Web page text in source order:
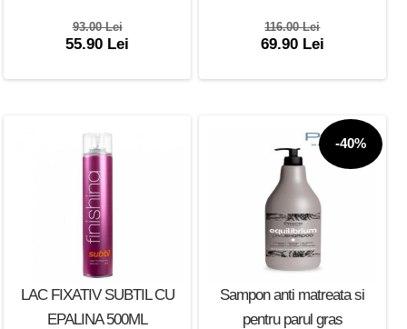
93.00 Lei
55.90 Lei
116.00 Lei
69.90 Lei
LAC FIXATIV SUBTIL CU
EPALINA 500ML
-40%
Sampon anti matreata si
pentru parul gras